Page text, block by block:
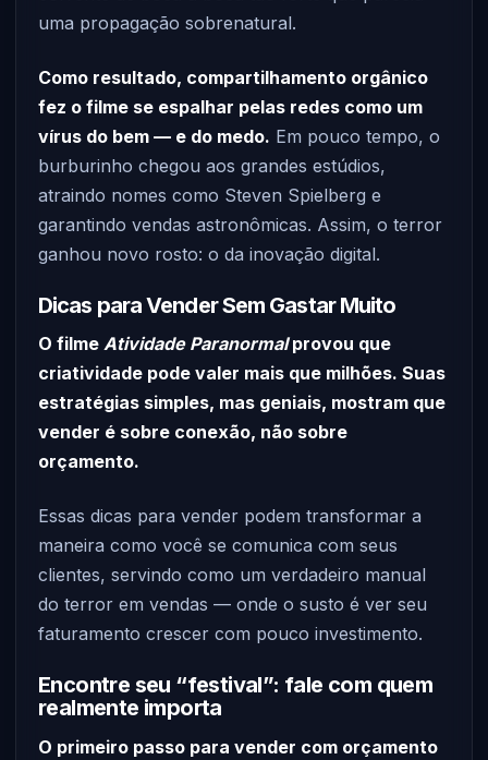
uma propagação sobrenatural.
Como resultado, compartilhamento orgânico
fez o filme se espalhar pelas redes como um
vírus do bem — e do medo. Em pouco tempo, o
burburinho chegou aos grandes estúdios,
atraindo nomes como Steven Spielberg e
garantindo vendas astronômicas. Assim, o terror
ganhou novo rosto: o da inovação digital.
Dicas para Vender Sem Gastar Muito
O filme Atividade Paranormalprovou que
criatividade pode valer mais que milhões. Suas
estratégias simples, mas geniais, mostram que
vender é sobre conexão, não sobre
orçamento.
Essas dicas para vender podem transformar a
maneira como você se comunica com seus
clientes, servindo como um verdadeiro manual
do terror em vendas — onde o susto é ver seu
faturamento crescer com pouco investimento.
Encontre seu “festival”: fale com quem
realmente importa
O primeiro passo para vender com orçamento